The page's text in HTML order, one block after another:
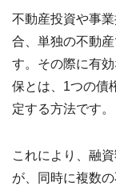
📊
り
件
買
実
績
都
府
不動産投資や事
合、単独の不動
す。その際に有
保とは、1つの債
定する方法です。
これにより、融
が、同時に複数